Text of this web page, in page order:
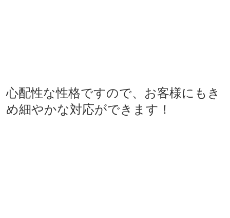
心配性な性格ですので、お客様にもき
め細やかな対応ができます！